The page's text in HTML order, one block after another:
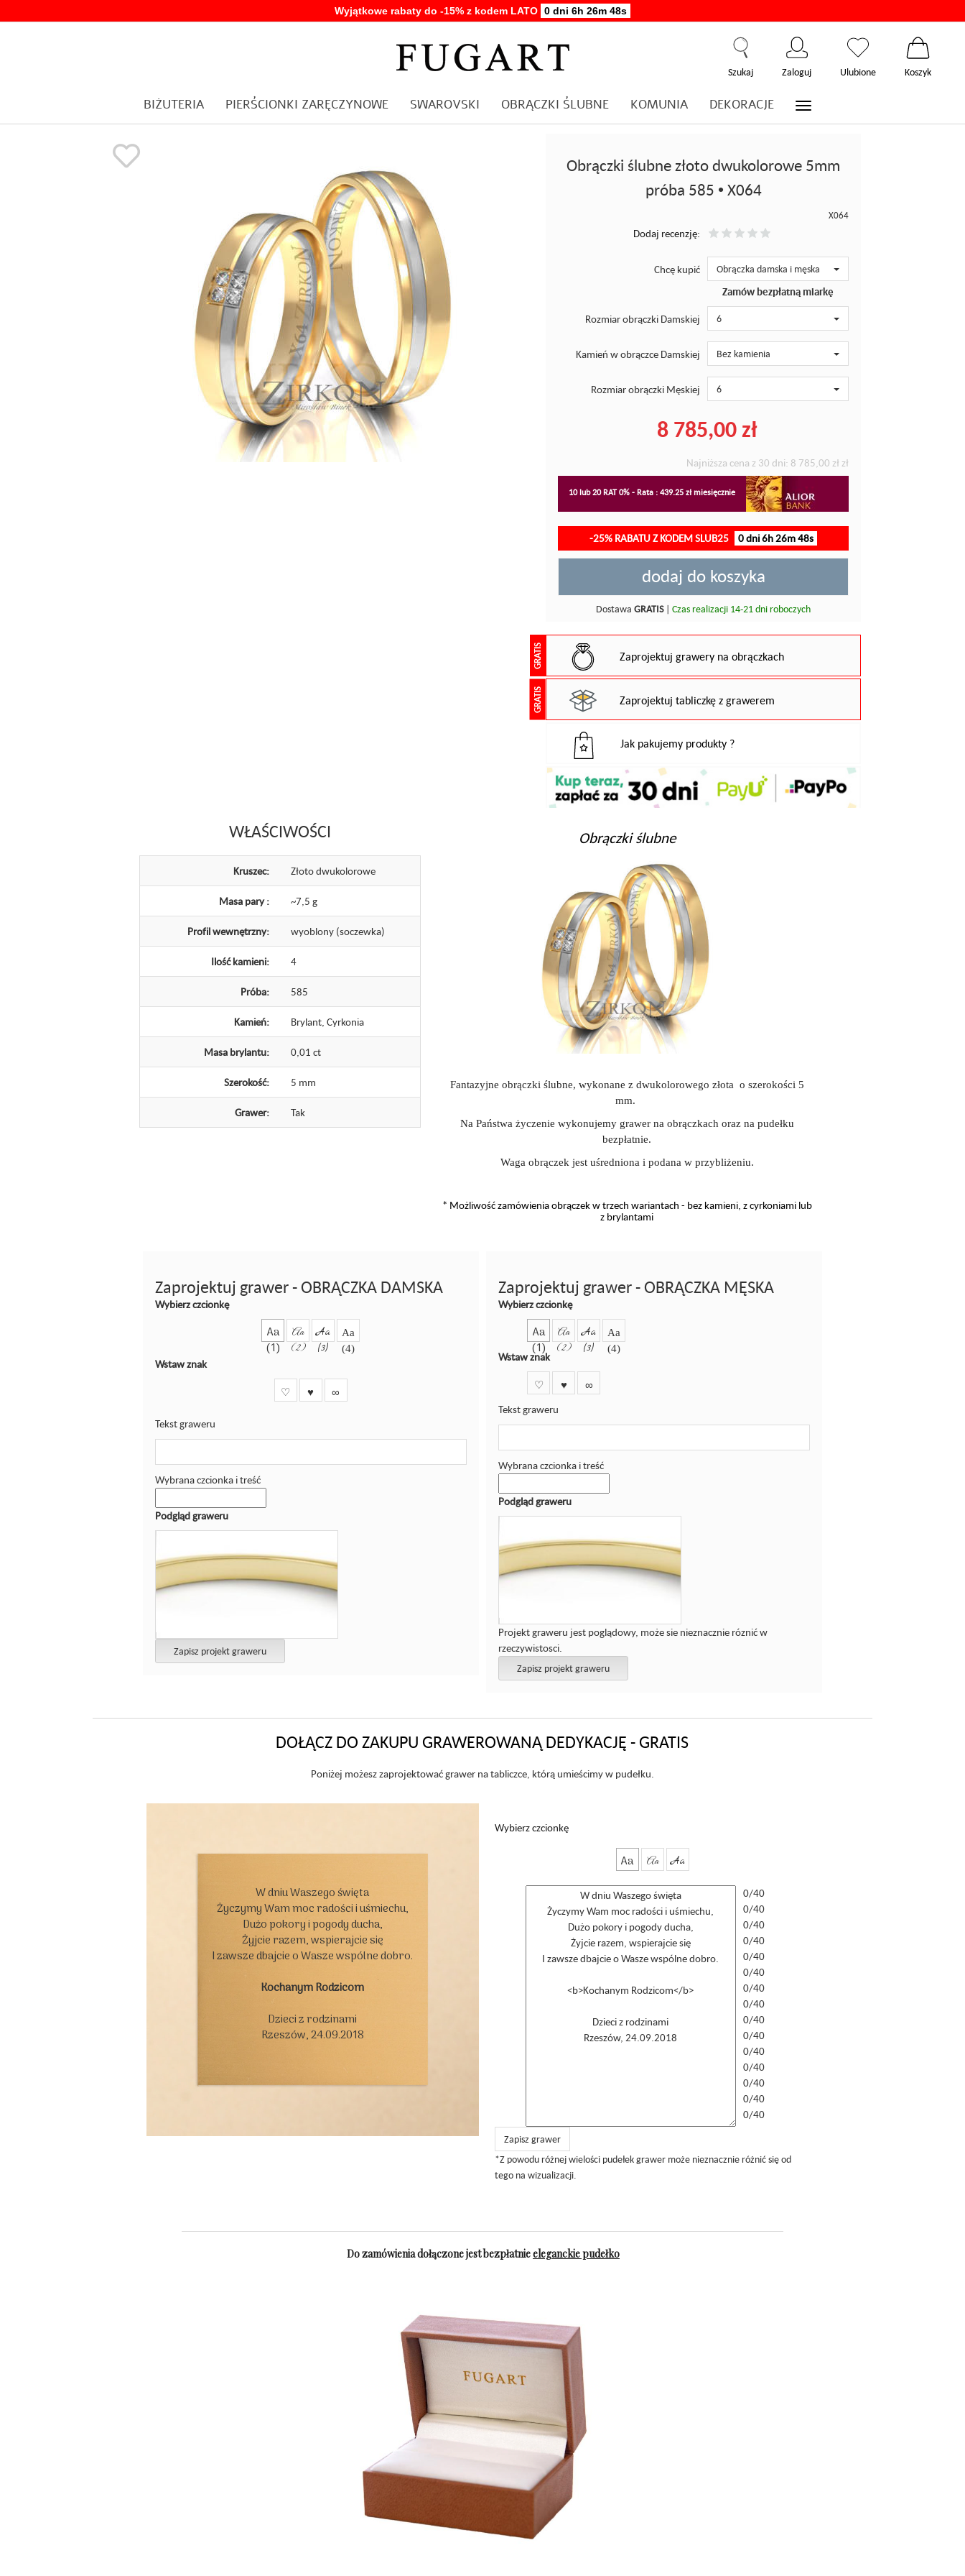
Wyjątkowe rabaty do -15% z kodem LATO 0 dni 6h 26m 47s
Szukaj Zaloguj Ulubione Koszyk
BIŻUTERIA PIERŚCIONKI ZARĘCZYNOWE SWAROVSKI OBRĄCZKI ŚLUBNE KOMUNIA DEKORACJE
Obrączki ślubne złoto dwukolorowe 5mm
próba 585 • X064
X064
Dodaj recenzję:
Chcę kupić Obrączka damska i męska
Zamów bezpłatną miarkę
Rozmiar obrączki Damskiej
6
Kamień w obrączce Damskiej Bez kamienia
Rozmiar obrączki Męskiej 6
8 785,00 zł
Najniższa cena z 30 dni: 8 785,00 zł zł
10 lub 20 RAT 0% - Rata : 439.25 zł miesięcznie
-25% RABATU Z KODEM SLUB25 0 dni 6h 26m 47s
dodaj do koszyka
DostawaGRATIS|Czas realizacji 14-21 dni roboczych
GRATIS Zaprojektuj grawery na obrączkach
GRATIS Zaprojektuj tabliczkę z grawerem
Jak pakujemy produkty ?
WŁAŚCIWOŚCI
Kruszec: Złoto dwukolorowe
Masa pary : ~7,5 g
Profil wewnętrzny: wyoblony (soczewka)
Ilość kamieni: 4
Próba: 585
Kamień: Brylant, Cyrkonia
Masa brylantu: 0,01 ct
Szerokość: 5 mm
Grawer: Tak
Obrączki ślubne
Fantazyjne obrączki ślubne, wykonane z dwukolorowego złota o szerokości 5
mm.
Na Państwa życzenie wykonujemy grawer na obrączkach oraz na pudełku
bezpłatnie.
Waga obrączek jest uśredniona i podana w przybliżeniu.
* Możliwość zamówienia obrączek w trzech wariantach - bez kamieni, z cyrkoniami lub
z brylantami
Zaprojektuj grawer - OBRĄCZKA DAMSKA
Wybierz czcionkę
Aa
(1)
Aa
(2)
Aa
(3)
Aa
(4)
Wstaw znak
♡ ♥ ∞
Tekst graweru
Wybrana czcionka i treść
Podgląd graweru
Zapisz projekt graweru
Zaprojektuj grawer - OBRĄCZKA MĘSKA
Wybierz czcionkę
Aa
(1)
Aa
(2)
Aa
(3)
Aa
(4)
Wstaw znak
♡ ♥
∞
Tekst graweru
Wybrana czcionka i treść
Podgląd graweru
Projekt graweru jest poglądowy, może sie nieznacznie róznić w
rzeczywistosci.
Zapisz projekt graweru
DOŁĄCZ DO ZAKUPU GRAWEROWANĄ DEDYKACJĘ - GRATIS
Poniżej możesz zaprojektować grawer na tabliczce, którą umieścimy w pudełku.
W dniu Waszego święta
Życzymy Wam moc radości i uśmiechu,
Dużo pokory i pogody ducha,
Żyjcie razem, wspierajcie się
I zawsze dbajcie o Wasze wspólne dobro.
Kochanym Rodzicom
Dzieci z rodzinami
Rzeszów, 24.09.2018
Wybierz czcionkę
Aa Aa Aa
0/40
0/40
0/40
0/40
0/40
0/40
0/40
0/40
0/40
0/40
0/40
0/40
0/40
0/40
0/40
Zapisz grawer
*Z powodu różnej wielości pudełek grawer może nieznacznie różnić się od
tego na wizualizacji.
Do zamówienia dołączone jest bezpłatnieeleganckie pudełko